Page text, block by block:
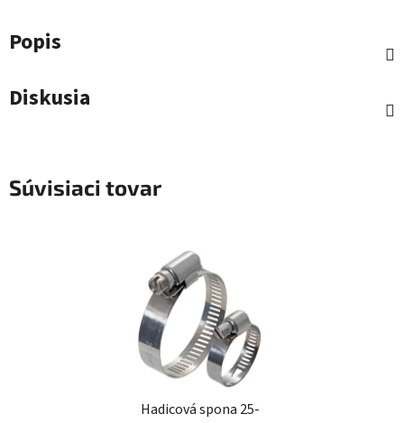
Popis
Diskusia
Súvisiaci tovar
Hadicová spona 25-